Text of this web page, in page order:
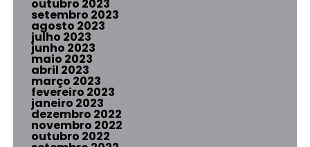
outubro 2023
setembro 2023
agosto 2023
julho 2023
junho 2023
maio 2023
abril 2023
março 2023
fevereiro 2023
janeiro 2023
dezembro 2022
novembro 2022
outubro 2022